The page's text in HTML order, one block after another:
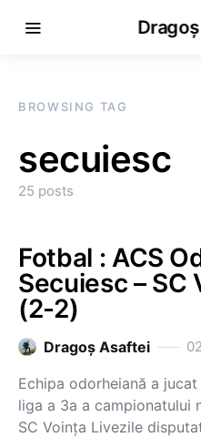
BROWSING TAG
secuiesc
25 posts
Fotbal : ACS
Secuiesc – SC
(2-2)
Dragoş Asaftei
Echipa odorheiană a
liga a 3a a campionatului
SC Voinţa Livezile